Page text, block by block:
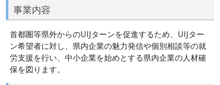
事業内容
首都圏等県外からのUIJターンを促進するため、UIJター
ン希望者に対し、県内企業の魅力発信や個別相談等の就
労支援を行い、中小企業を始めとする県内企業の人材確
保を図ります。